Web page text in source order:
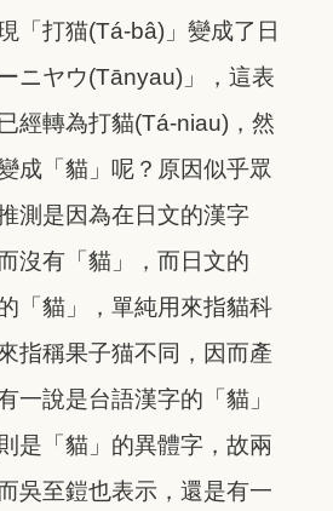
「打猫(Tá-bâ)」變成了日
ニヤウ(Tānyau)」，這表
經轉為打貓(Tá-niau)，然
成「貓」呢？原因似乎眾
測是因為在日文的漢字
沒有「貓」，而日文的
「貓」，單純用來指貓科
指稱果子猫不同，因而產
一說是台語漢字的「貓」
是「貓」的異體字，故兩
吳至鎧也表示，還是有一